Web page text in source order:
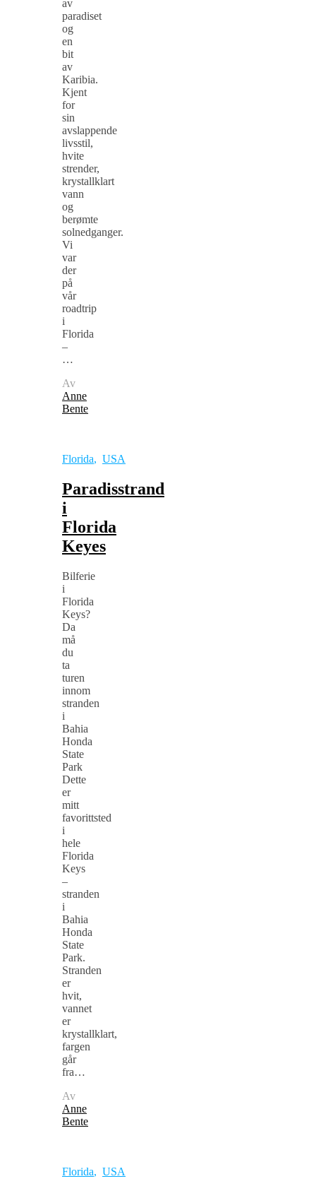
av
paradiset
og
en
bit
av
Karibia.
Kjent
for
sin
avslappende
livsstil,
hvite
strender,
krystallklart
vann
og
berømte
solnedganger.
Vi
var
der
på
vår
roadtrip
i
Florida
–
…
Av
Anne
Bente
Florida, USA
Paradisstrand
i
Florida
Keyes
Bilferie
i
Florida
Keys?
Da
må
du
ta
turen
innom
stranden
i
Bahia
Honda
State
Park
Dette
er
mitt
favorittsted
i
hele
Florida
Keys
–
stranden
i
Bahia
Honda
State
Park.
Stranden
er
hvit,
vannet
er
krystallklart,
fargen
går
fra…
Av
Anne
Bente
Florida, USA